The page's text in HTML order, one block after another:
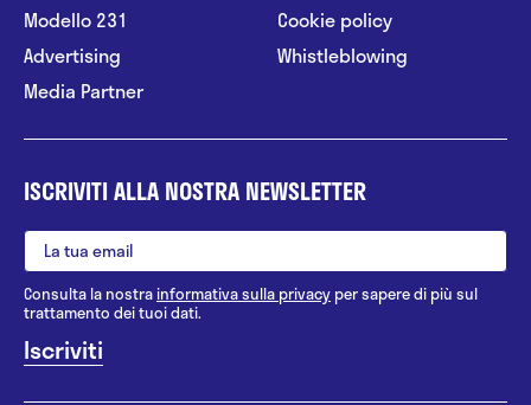
Modello 231
Advertising
Media Partner
Cookie policy
Whistleblowing
ISCRIVITI ALLA NOSTRA NEWSLETTER
Consulta la nostrainformativa sulla privacy per sapere di più sul
trattamento dei tuoi dati.